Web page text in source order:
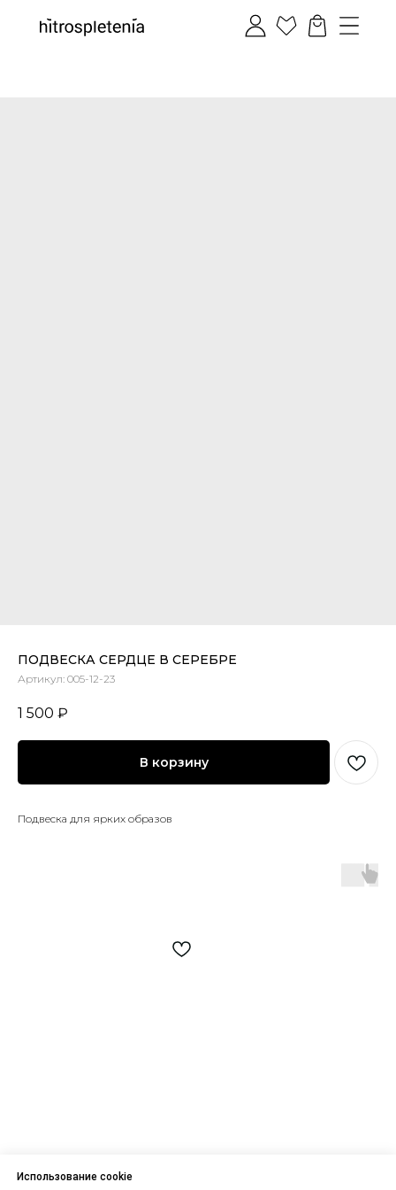
Использование cookie
ПОДВЕСКА СЕРДЦЕ В СЕРЕБРЕ
Артикул: 005-12-23
1 500 ₽
В корзину
Подвеска для ярких образов